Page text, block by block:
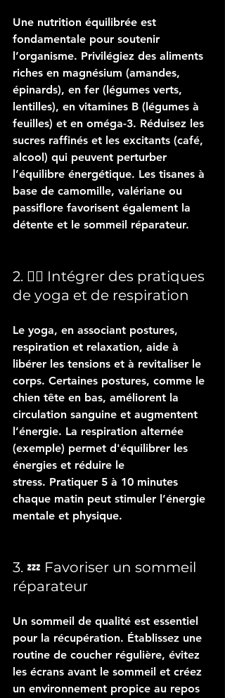
Une nutrition équilibrée est
fondamentale pour soutenir
l’organisme. Privilégiez des aliments
riches en magnésium (amandes,
épinards), en fer (légumes verts,
lentilles), en vitamines B (légumes à
feuilles) et en oméga-3. Réduisez les
sucres raffinés et les excitants (café,
alcool) qui peuvent perturber
l’équilibre énergétique. Les tisanes à
base de camomille, valériane ou
passiflore favorisent également la
détente et le sommeil réparateur.
2. 🧘‍♂️ Intégrer des pratiques
de yoga et de respiration
Le yoga, en associant postures,
respiration et relaxation, aide à
libérer les tensions et à revitaliser le
corps. Certaines postures, comme le
chien tête en bas, améliorent la
circulation sanguine et augmentent
l’énergie. La respiration alternée
(exemple) permet d'équilibrer les
énergies et réduire le
stress. Pratiquer 5 à 10 minutes
chaque matin peut stimuler l’énergie
mentale et physique.
3. 💤 Favoriser un sommeil
réparateur
Un sommeil de qualité est essentiel
pour la récupération. Établissez une
routine de coucher régulière, évitez
les écrans avant le sommeil et créez
un environnement propice au repos